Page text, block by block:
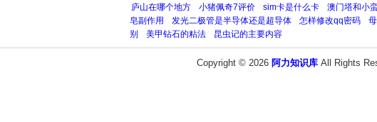
庐山在哪个地方 小猪佩奇7评价 sim卡是什么卡 澳门塔和小
皂副作用
发光二极管是半导体还是超导体 怎样修改qq密码
别
美甲钻石的粘法 昆虫记的主要内容
Copyright © 2026 阿力知识库All Rights